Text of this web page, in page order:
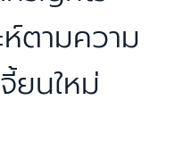
ห์ตามความ
ยนใหม่